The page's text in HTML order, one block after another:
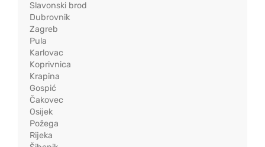
Slavonski brod
Dubrovnik
Zagreb
Pula
Karlovac
Koprivnica
Krapina
Gospić
Čakovec
Osijek
Požega
Rijeka